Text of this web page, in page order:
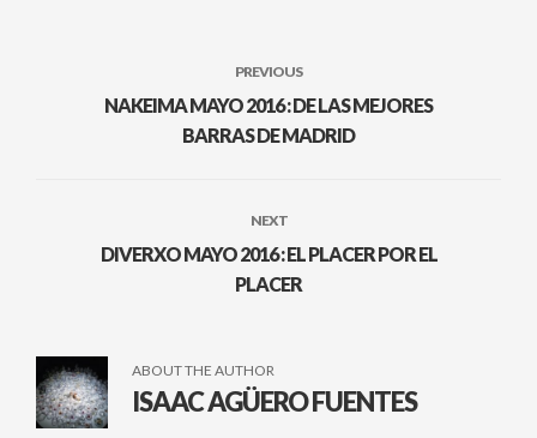
PREVIOUS
NAKEIMA MAYO 2016 : DE LAS MEJORES
BARRAS DE MADRID
NEXT
DIVERXO MAYO 2016 : EL PLACER POR EL
PLACER
ABOUT THE AUTHOR
ISAAC AGÜERO FUENTES